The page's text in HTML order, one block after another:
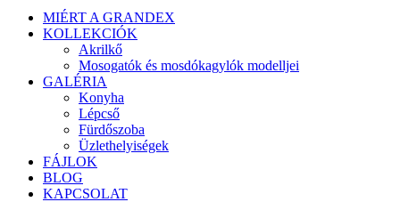
MIÉRT A GRANDEX
KOLLEKCIÓK
Akrilkő
Mosogatók és mosdókagylók modelljei
GALÉRIA
Konyha
Lépcső
Fürdőszoba
Üzlethelyiségek
FÁJLOK
BLOG
KAPCSOLAT